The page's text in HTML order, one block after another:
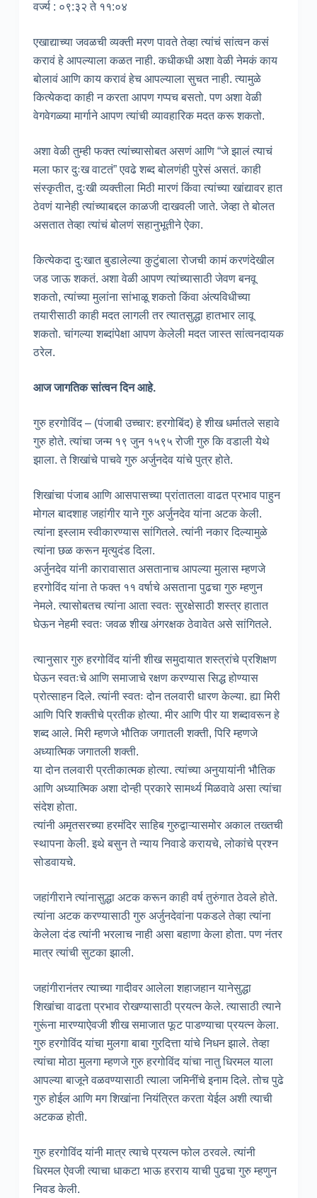
वर्ज्य : ०९:३२ ते ११:०४
एखाद्याच्या जवळची व्यक्ती मरण पावते तेव्हा त्यांचं सांत्वन कसं
करावं हे आपल्याला कळत नाही. कधीकधी अशा वेळी नेमकं काय
बोलावं आणि काय करावं हेच आपल्याला सुचत नाही. त्यामुळे
कित्येकदा काही न करता आपण गप्पच बसतो. पण अशा वेळी
वेगवेगळ्या मार्गाने आपण त्यांची व्यावहारिक मदत करू शकतो.
अशा वेळी तुम्ही फक्त त्यांच्यासोबत असणं आणि “जे झालं त्याचं
मला फार दुःख वाटतं” एवढे शब्द बोलणंही पुरेसं असतं. काही
संस्कृतीत, दुःखी व्यक्तीला मिठी मारणं किंवा त्यांच्या खांद्यावर हात
ठेवणं यानेही त्यांच्याबद्दल काळजी दाखवली जाते. जेव्हा ते बोलत
असतात तेव्हा त्यांचं बोलणं सहानुभूतीने ऐका.
कित्येकदा दुःखात बुडालेल्या कुटुंबाला रोजची कामं करणंदेखील
जड जाऊ शकतं. अशा वेळी आपण त्यांच्यासाठी जेवण बनवू
शकतो, त्यांच्या मुलांना सांभाळू शकतो किंवा अंत्यविधीच्या
तयारीसाठी काही मदत लागली तर त्यातसुद्धा हातभार लावू
शकतो. चांगल्या शब्दांपेक्षा आपण केलेली मदत जास्त सांत्वनदायक
ठरेल.
आज जागतिक सांत्वन दिन आहे.
गुरु हरगोविंद – (पंजाबी उच्चार: हरगोबिंद) हे शीख धर्मातले सहावे
गुरु होते. त्यांचा जन्म १९ जुन १५९५ रोजी गुरु कि वडाली येथे
झाला. ते शिखांचे पाचवे गुरु अर्जुनदेव यांचे पुत्र होते.
शिखांचा पंजाब आणि आसपासच्या प्रांतातला वाढत प्रभाव पाहुन
मोगल बादशाह जहांगीर याने गुरु अर्जुनदेव यांना अटक केली.
त्यांना इस्लाम स्वीकारण्यास सांगितले. त्यांनी नकार दिल्यामुळे
त्यांना छळ करून मृत्युदंड दिला.
अर्जुनदेव यांनी कारावासात असतानाच आपल्या मुलास म्हणजे
हरगोविंद यांना ते फक्त ११ वर्षाचे असताना पुढचा गुरु म्हणुन
नेमले. त्यासोबतच त्यांना आता स्वतः सुरक्षेसाठी शस्त्र हातात
घेऊन नेहमी स्वतः जवळ शीख अंगरक्षक ठेवावेत असे सांगितले.
त्यानुसार गुरु हरगोविंद यांनी शीख समुदायात शस्त्रांचे प्रशिक्षण
घेऊन स्वतःचे आणि समाजाचे रक्षण करण्यास सिद्ध होण्यास
प्रोत्साहन दिले. त्यांनी स्वतः दोन तलवारी धारण केल्या. ह्या मिरी
आणि पिरि शक्तीचे प्रतीक होत्या. मीर आणि पीर या शब्दावरून हे
शब्द आले. मिरी म्हणजे भौतिक जगातली शक्ती, पिरि म्हणजे
अध्यात्मिक जगातली शक्ती.
या दोन तलवारी प्रतीकात्मक होत्या. त्यांच्या अनुयायांनी भौतिक
आणि अध्यात्मिक अशा दोन्ही प्रकारे सामर्थ्य मिळवावे असा त्यांचा
संदेश होता.
त्यांनी अमृतसरच्या हरमंदिर साहिब गुरुद्वाऱ्यासमोर अकाल तख्तची
स्थापना केली. इथे बसुन ते न्याय निवाडे करायचे, लोकांचे प्रश्न
सोडवायचे.
जहांगीराने त्यांनासुद्धा अटक करून काही वर्ष तुरुंगात ठेवले होते.
त्यांना अटक करण्यासाठी गुरु अर्जुनदेवांना पकडले तेव्हा त्यांना
केलेला दंड त्यांनी भरलाच नाही असा बहाणा केला होता. पण नंतर
मात्र त्यांची सुटका झाली.
जहांगीरानंतर त्याच्या गादीवर आलेला शहाजहान यानेसुद्धा
शिखांचा वाढता प्रभाव रोखण्यासाठी प्रयत्न केले. त्यासाठी त्याने
गुरूंना मारण्याऐवजी शीख समाजात फूट पाडण्याचा प्रयत्न केला.
गुरु हरगोविंद यांचा मुलगा बाबा गुरदित्ता यांचे निधन झाले. तेव्हा
त्यांचा मोठा मुलगा म्हणजे गुरु हरगोविंद यांचा नातु धिरमल याला
आपल्या बाजूने वळवण्यासाठी त्याला जमिनींचे इनाम दिले. तोच पुढे
गुरु होईल आणि मग शिखांना नियंत्रित करता येईल अशी त्याची
अटकळ होती.
गुरु हरगोविंद यांनी मात्र त्याचे प्रयत्न फोल ठरवले. त्यांनी
धिरमल ऐवजी त्याचा धाकटा भाऊ हरराय याची पुढचा गुरु म्हणुन
निवड केली.